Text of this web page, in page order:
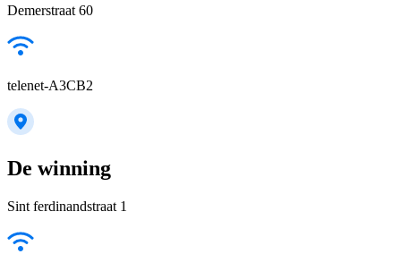
Demerstraat 60
telenet-A3CB2
De winning
Sint ferdinandstraat 1